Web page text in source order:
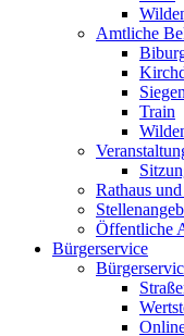
Amtliche
Train
Rathaus
Öffentliche
Bürgerservice